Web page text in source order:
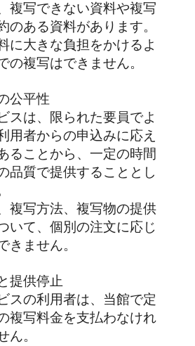
複写できない資料や複写
のある資料があります。
に大きな負担をかけるよ
の複写はできません。
公平性
スは、限られた要員でよ
用者からの申込みに応え
ることから、一定の時間
品質で提供することとし
複写方法、複写物の提供
いて、個別の注文に応じ
きません。
提供停止
スの利用者は、当館で定
複写料金を支払わなけれ
ん。